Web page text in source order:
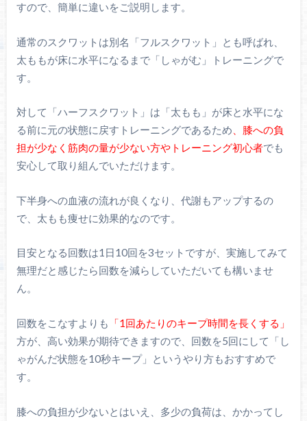
すので、簡単に違いをご説明します。
通常のスクワットは別名「フルスクワット」とも呼ばれ、
太ももが床に水平になるまで「しゃがむ」トレーニングで
す。
対して「ハーフスクワット」は「太もも」が床と水平にな
る前に元の状態に戻すトレーニングであるため 、膝への負
担が少なく筋肉の量が少ない方やトレーニング初心者でも
安心して取り組んでいただけます。
下半身への血液の流れが良くなり、代謝もアップするの
で、太もも痩せに効果的なのです。
目安となる回数は1日10回を3セットですが、実施してみて
無理だと感じたら回数を減らしていただいても構いませ
ん。
回数をこなすよりも 「1回あたりのキープ時間を長くする」
方が、高い効果が期待できますので、回数を5回にして「し
ゃがんだ状態を10秒キープ」というやり方もおすすめで
す。
膝への負担が少ないとはいえ、多少の負荷は、かかってし